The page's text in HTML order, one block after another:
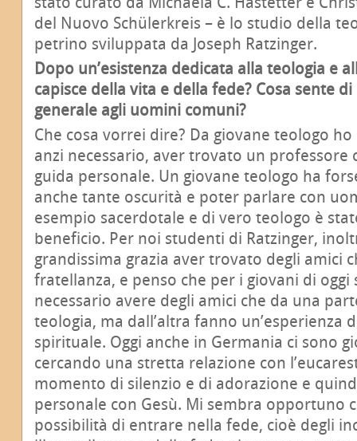
del Nuovo Schülerkreis – è lo studio della
petrino sviluppata da Joseph Ratzinger.
Dopo un’esistenza dedicata alla teologia e
capisce della vita e della fede? Cosa sente
generale agli uomini comuni?
Che cosa vorrei dire? Da giovane teologo
anzi necessario, aver trovato un professore
guida personale. Un giovane teologo ha
anche tante oscurità e poter parlare con
esempio sacerdotale e di vero teologo è
beneficio. Per noi studenti di Ratzinger,
grandissima grazia aver trovato degli amici
fratellanza, e penso che per i giovani di oggi
necessario avere degli amici che da una
teologia, ma dall’altra fanno un’esperienza
spirituale. Oggi anche in Germania ci sono
cercando una stretta relazione con
momento di silenzio e di adorazione e
personale con Gesù. Mi sembra opportuno
possibilità di entrare nella fede, cioè degli